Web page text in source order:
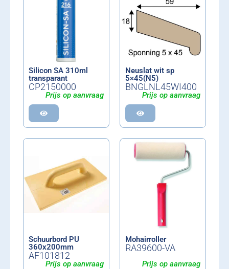
Silicon SA 310ml
transparant
CP2150000
Prijs op aanvraag
Neuslat wit sp
5×45(N5)
BNGLNL45WI400
Prijs op aanvraag
Schuurbord PU
360x200mm
AF101812
Prijs op aanvraag
Mohairroller
RA39600-VA
Prijs op aanvraag